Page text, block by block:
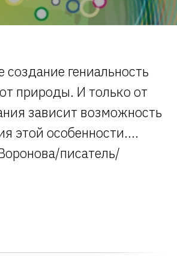
создание гениальность
природы. И только от
зависит возможность
этой особенности....
писатель/